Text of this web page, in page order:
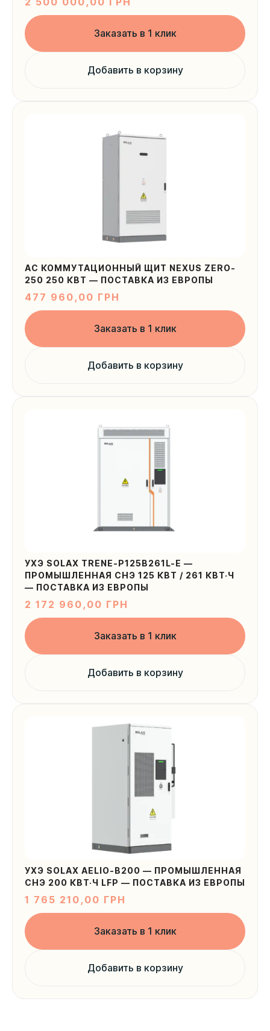
Заказать в 1 клик
Добавить в корзину
AC КОММУТАЦИОННЫЙ ЩИТ NEXUS ZERO-
250 250 КВТ — ПОСТАВКА ИЗ ЕВРОПЫ
477 960,00 ГРН
Заказать в 1 клик
Добавить в корзину
УХЭ SOLAX TRENE-P125B261L-E —
ПРОМЫШЛЕННАЯ СНЭ 125 КВТ / 261 КВТ·Ч
— ПОСТАВКА ИЗ ЕВРОПЫ
2 172 960,00 ГРН
Заказать в 1 клик
Добавить в корзину
УХЭ SOLAX AELIO-B200 — ПРОМЫШЛЕННАЯ
СНЭ 200 КВТ·Ч LFP — ПОСТАВКА ИЗ ЕВРОПЫ
1 765 210,00 ГРН
Заказать в 1 клик
Добавить в корзину
Ваша локация